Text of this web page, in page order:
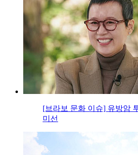
[브라보 문화 이슈] 유방암
미선